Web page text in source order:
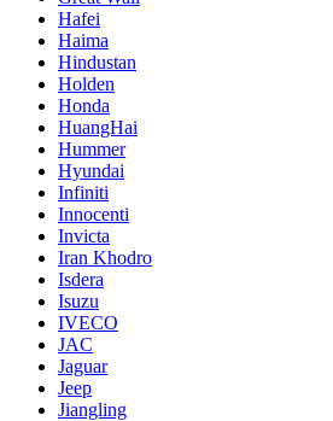
Hafei
Haima
Hindustan
Holden
Honda
HuangHai
Hummer
Hyundai
Infiniti
Innocenti
Invicta
Iran Khodro
Isdera
Isuzu
IVECO
JAC
Jaguar
Jeep
Jiangling